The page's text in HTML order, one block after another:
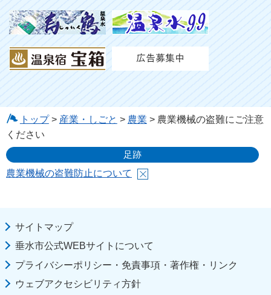
トップ> 産業・しごと > 農業 > 農業機械の盗難にご注意
ください
足跡
農業機械の盗難防止について
サイトマップ
垂水市公式WEBサイトについて
プライバシーポリシー・免責事項・著作権・リンク
ウェブアクセシビリティ方針